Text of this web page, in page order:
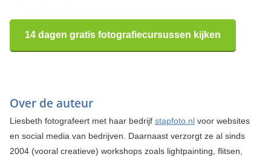
14 dagen gratis fotografiecursussen kijken
Over de auteur
Liesbeth fotografeert met haar bedrijf stapfoto.nlvoor websites
en social media van bedrijven. Daarnaast verzorgt ze al sinds
2004 (vooral creatieve) workshops zoals lightpainting, flitsen,